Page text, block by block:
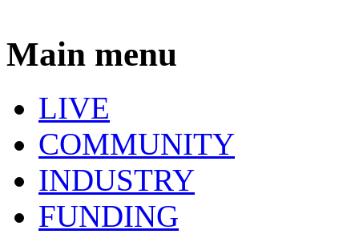
Main menu
LIVE
COMMUNITY
INDUSTRY
FUNDING